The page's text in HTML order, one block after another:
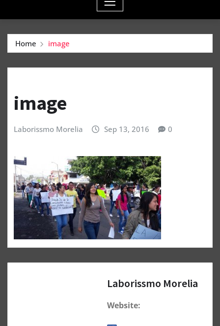
Home image
image
Laborissmo Morelia Sep 13, 2016 0
Laborissmo Morelia
Website: